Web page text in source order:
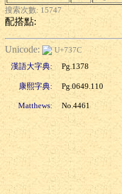
搜索次數: 15747
配搭點:
Unicode:
U+737C
漢語大字典:
Pg.1378
康熙字典: Pg.0649.110
Matthews: No.4461